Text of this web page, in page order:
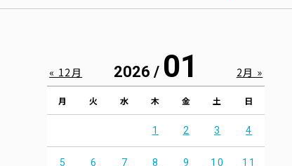
2026 / 01
月 火 水 木 金 土 日
1 2 3 4
5 6 7 8 9 10 11
« 12月 2月 »